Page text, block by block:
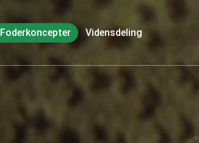
Foderkoncepter Vidensdeling